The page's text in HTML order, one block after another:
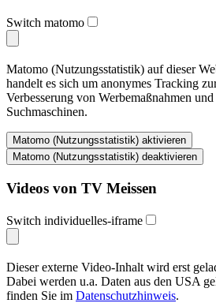
Switch matomo
Matomo (Nutzungsstatistik) auf dieser
handelt es sich um anonymes Tracking
Verbesserung von Werbemaßnahmen
Suchmaschinen.
Videos von TV Meissen
Switch individuelles-iframe
Dieser externe Video-Inhalt wird erst
Dabei werden u.a. Daten aus den USA
finden Sie im Datenschutzhinweis.